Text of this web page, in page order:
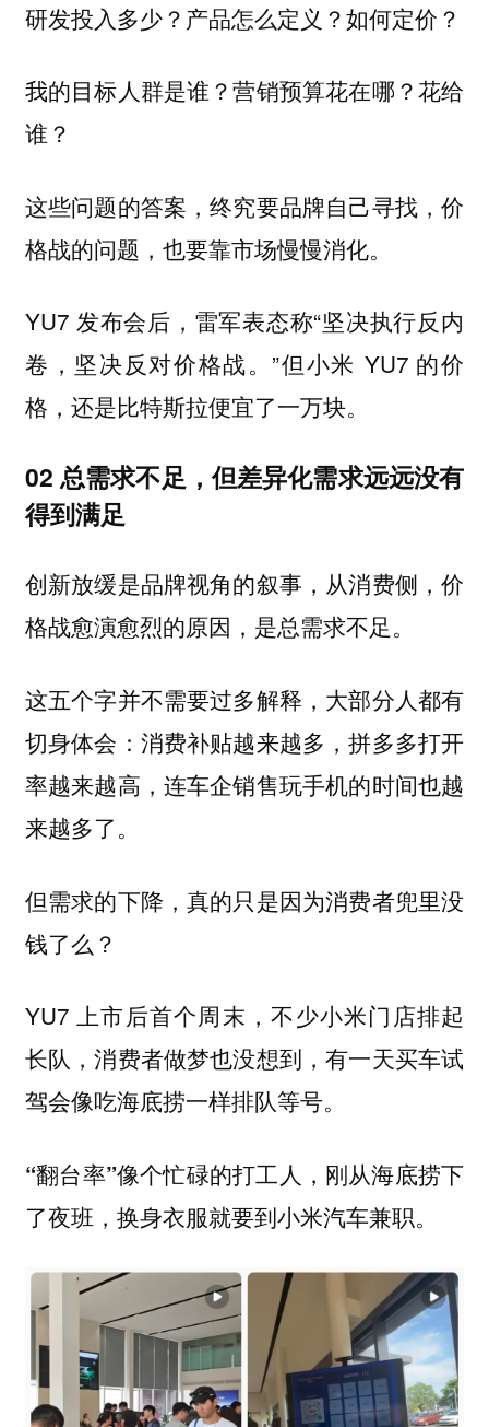
研发投入多少？产品怎么定义？如何定价？
我的目标人群是谁？营销预算花在哪？花给
谁？
这些问题的答案，终究要品牌自己寻找，价
格战的问题，也要靠市场慢慢消化。
YU7 发布会后，雷军表态称“坚决执行反内
卷，坚决反对价格战。”但小米 YU7 的价
格，还是比特斯拉便宜了一万块。
02 总需求不足，但差异化需求远远没有
得到满足
创新放缓是品牌视角的叙事，从消费侧，价
格战愈演愈烈的原因，是总需求不足。
这五个字并不需要过多解释，大部分人都有
切身体会：消费补贴越来越多，拼多多打开
率越来越高，连车企销售玩手机的时间也越
来越多了。
但需求的下降，真的只是因为消费者兜里没
钱了么？
YU7 上市后首个周末，不少小米门店排起
长队，消费者做梦也没想到，有一天买车试
驾会像吃海底捞一样排队等号。
“翻台率”像个忙碌的打工人，刚从海底捞下
了夜班，换身衣服就要到小米汽车兼职。